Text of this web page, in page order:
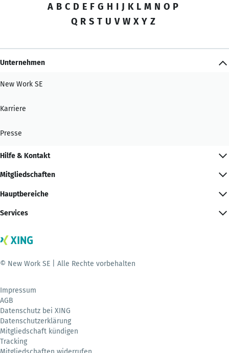
A B C D E F G H I J K L M N O P
Q R S T U V W X Y Z
Unternehmen
New Work SE
Karriere
Presse
Hilfe & Kontakt
Mitgliedschaften
Hauptbereiche
Services
© New Work SE | Alle Rechte vorbehalten
Impressum
AGB
Datenschutz bei XING
Datenschutzerklärung
Mitgliedschaft kündigen
Tracking